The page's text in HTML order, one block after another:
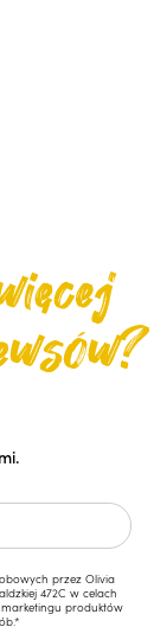
przez Olivia
472C w celach
produktów